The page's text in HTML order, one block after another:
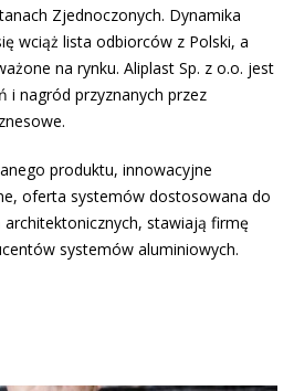
Zjednoczonych. Dynamika
wciąż lista odbiorców z Polski, a
na rynku. Aliplast Sp. z o.o. jest
i nagród przyznanych przez
produktu, innowacyjne
oferta systemów dostosowana do
stawiają firmę
systemów aluminiowych.